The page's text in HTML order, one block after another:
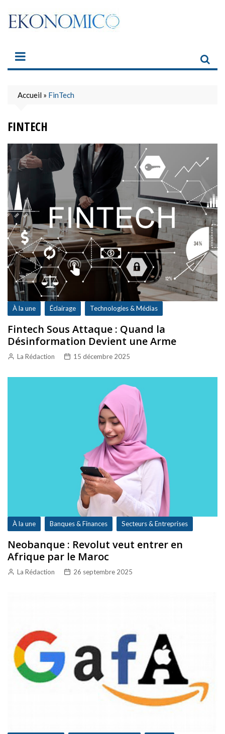
content
Accueil » FinTech
FINTECH
À la une Éclairage Technologies & Médias
Fintech Sous Attaque : Quand la
Désinformation Devient une Arme
La Rédaction 15 décembre 2025
À la une Banques & Finances Secteurs & Entreprises
Neobanque : Revolut veut entrer en
Afrique par le Maroc
La Rédaction 26 septembre 2025